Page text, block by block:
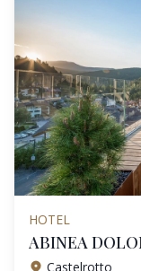
HOTEL
ABINEA
Castelrotto